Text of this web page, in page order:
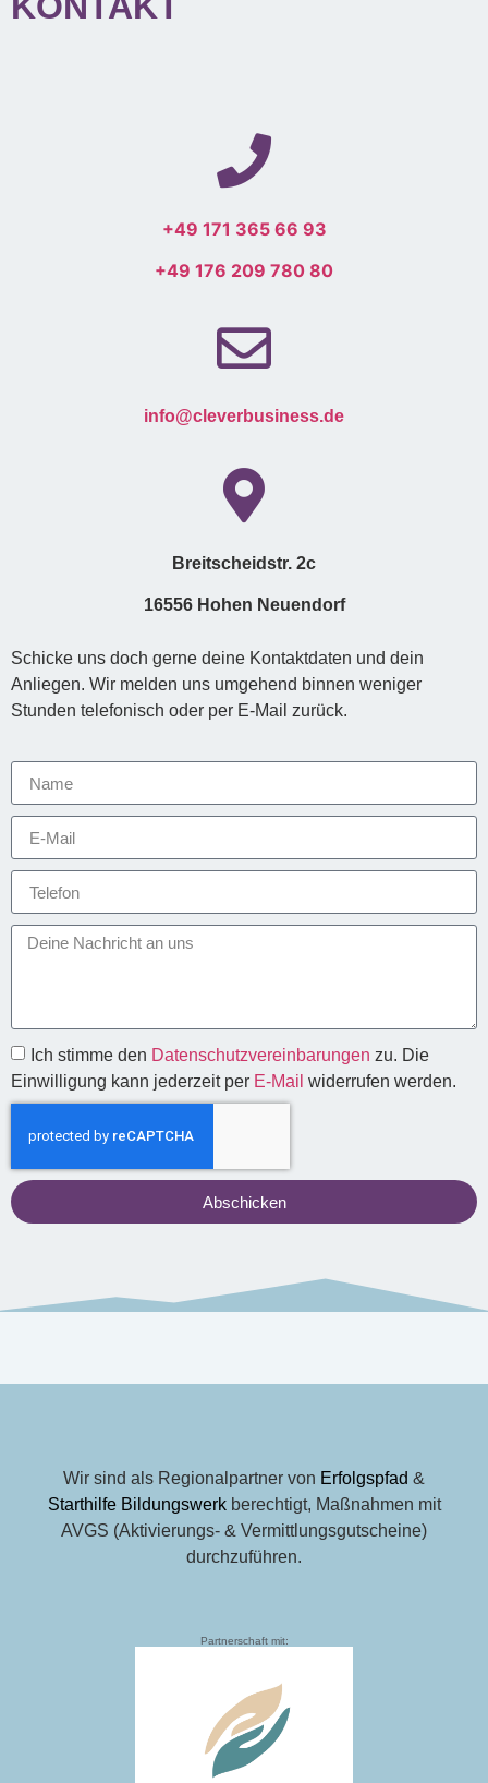
+49 171 365 66 93
+49 176 209 780 80
info@cleverbusiness.de
Breitscheidstr. 2c
16556 Hohen Neuendorf
Schicke uns doch gerne deine Kontaktdaten und dein
Anliegen. Wir melden uns umgehend binnen weniger
Stunden telefonisch oder per E-Mail zurück.
Ich stimme den Datenschutzvereinbarungen zu. Die
Einwilligung kann jederzeit per E-Mail widerrufen werden.
Abschicken
Wir sind als Regionalpartner von Erfolgspfad &
Starthilfe Bildungswerkberechtigt, Maßnahmen mit
AVGS (Aktivierungs- & Vermittlungsgutscheine)
durchzuführen.
Partnerschaft mit: